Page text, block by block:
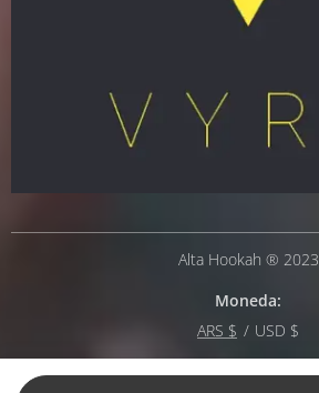
Alta Hookah ® 2023
Moneda
ARS $
USD $